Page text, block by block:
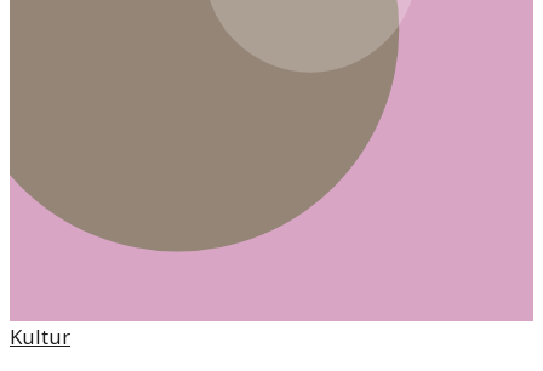
Kultur